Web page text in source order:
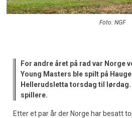
Foto: NGF
For andre året på rad var Norge
Young Masters ble spilt på
Hellerudsletta torsdag til
spillere.
Etter et par år der Norge har besatt